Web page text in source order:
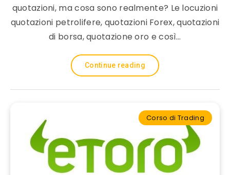
quotazioni, ma cosa sono realmente? Le locuzioni
quotazioni petrolifere, quotazioni Forex, quotazioni
di borsa, quotazione oro e così…
Continue reading
Corso di Trading